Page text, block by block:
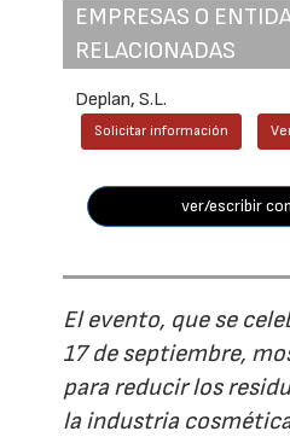
EMPRESAS O
RELACIONADAS
Deplan, S.L.
Solicitar información
ver/escribir
El evento, que se
17 de septiembre,
para reducir los
la industria